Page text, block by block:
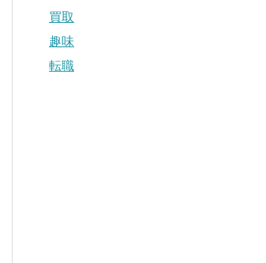
買取
趣味
転職